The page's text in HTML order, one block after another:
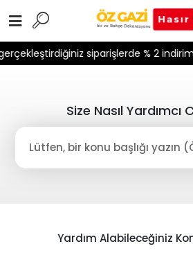
siparişlerde % 2 indirim
Size Nasıl Yardımcı
Yardım Alabileceğiniz